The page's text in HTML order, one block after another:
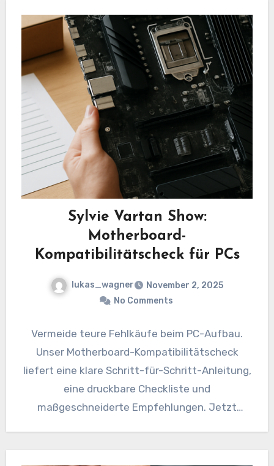
Sylvie Vartan Show:
Motherboard-
Kompatibilitätscheck für PCs
lukas_wagner
November 2, 2025
No Comments
Vermeide teure Fehlkäufe beim PC-Aufbau.
Unser Motherboard-Kompatibilitätscheck
liefert eine klare Schritt-für-Schritt-Anleitung,
eine druckbare Checkliste und
maßgeschneiderte Empfehlungen. Jetzt